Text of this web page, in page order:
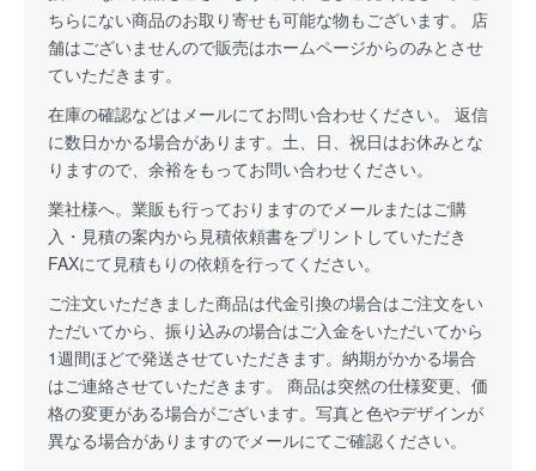
ちらにない商品のお取り寄せも可能な物もございます。 店
舗はございませんので販売はホームページからのみとさせ
ていただきます。
在庫の確認などはメールにてお問い合わせください。 返信
に数日かかる場合があります。土、日、祝日はお休みとな
りますので、余裕をもってお問い合わせください。
業社様へ。業販も行っておりますのでメールまたはご購
入・見積の案内から見積依頼書をプリントしていただき
FAXにて見積もりの依頼を行ってください。
ご注文いただきました商品は代金引換の場合はご注文をい
ただいてから、振り込みの場合はご入金をいただいてから
1週間ほどで発送させていただきます。納期がかかる場合
はご連絡させていただきます。 商品は突然の仕様変更、価
格の変更がある場合がございます。写真と色やデザインが
異なる場合がありますのでメールにてご確認ください。